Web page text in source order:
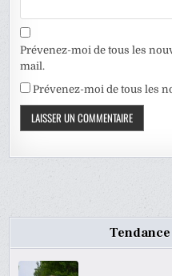
Prévenez-moi de tous les
mail.
Prévenez-moi de tous les